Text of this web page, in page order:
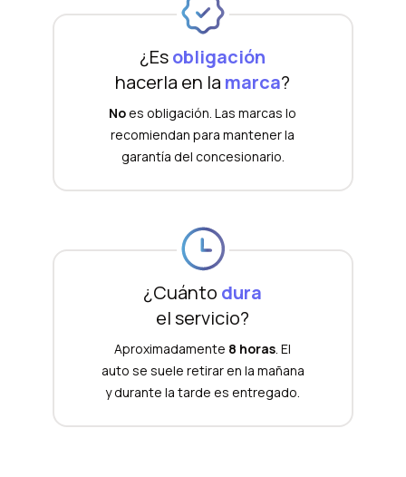
¿Esobligación
hacerla en la marca?
Noes obligación. Las marcas lo
recomiendan para mantener la
garantía del concesionario.
¿Cuánto dura
el servicio?
Aproximadamente 8 horas. El
auto se suele retirar en la mañana
y durante la tarde es entregado.